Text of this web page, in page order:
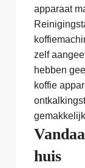
apparaat
zelf
hebben
koffie
huis